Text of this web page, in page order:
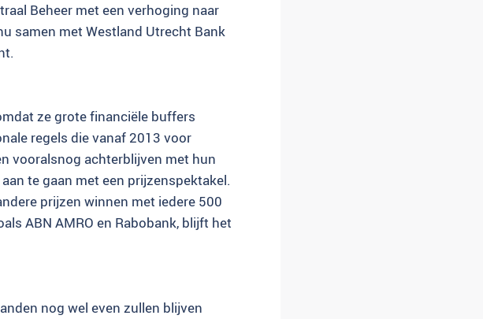
Beheer met een verhoging naar
samen met Westland Utrecht Bank
ze grote financiële buffers
regels die vanaf 2013 voor
vooralsnog achterblijven met hun
te gaan met een prijzenspektakel.
prijzen winnen met iedere 500
ABN AMRO en Rabobank, blijft het
nog wel even zullen blijven